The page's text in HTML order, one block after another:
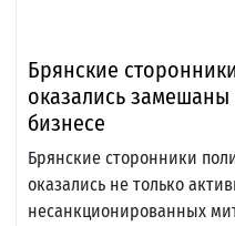
Брянские
оказались
бизнесе
Брянские сторонники
оказались не только
несанкционированных